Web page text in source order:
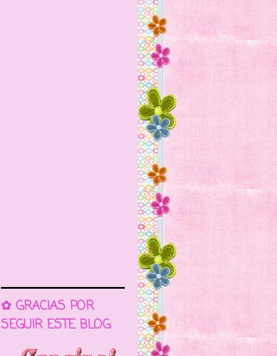
✿ GRACIAS POR
SEGUIR ESTE BLOG